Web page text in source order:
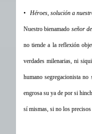
• Héroes, solución a
Nuestro bienamado señor
no tiende a la reflexión
verdades milenarias, ni
humano segregacionista
engrosa su ya de por si
sí mismas, si no los